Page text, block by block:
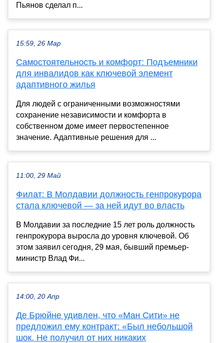
Пьянов сделал п...
15:59, 26 Мар
Самостоятельность и комфорт: Подъемники
для инвалидов как ключевой элемент
адаптивного жилья
Для людей с ограниченными возможностями
сохранение независимости и комфорта в
собственном доме имеет первостепенное
значение. Адаптивные решения для ...
11:00, 29 Май
Филат: В Молдавии должность генпрокурора
стала ключевой — за ней идут во власть
В Молдавии за последние 15 лет роль должность
генпрокурора выросла до уровня ключевой. Об
этом заявил сегодня, 29 мая, бывший премьер-
министр Влад Фи...
14:00, 20 Апр
Де Брюйне удивлен, что «Ман Сити» не
предложил ему контракт: «Был небольшой
шок. Не получил от них никаких